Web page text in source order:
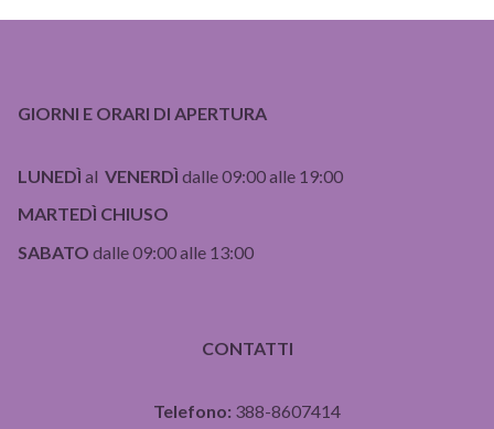
GIORNI E ORARI DI APERTURA
LUNEDÌ al VENERDÌ dalle 09:00 alle 19:00
MARTEDÌ CHIUSO
SABATO dalle 09:00 alle 13:00
CONTATTI
Telefono: 388-8607414